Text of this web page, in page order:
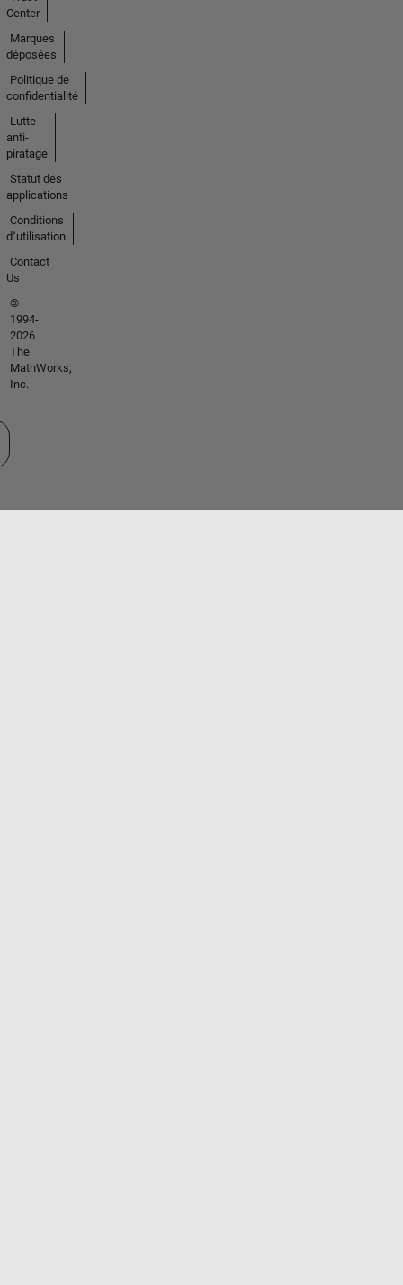
Center
Marques
déposées
Politique de
confidentialité
Lutte
anti-
piratage
Statut des
applications
Conditions
d՚utilisation
Contact
Us
©
1994-
2026
The
MathWorks,
Inc.
un site web